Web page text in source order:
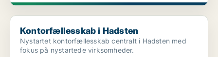
Kontorfællesskab i Hadsten
Kontorfællesskab i Hadsten
Nystartet kontorfællesskab centralt i Hadsten med
fokus på nystartede virksomheder.